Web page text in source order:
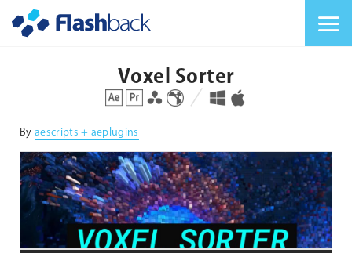
Voxel Sorter
対応プラットフォーム 対応OS
By aescripts + aeplugins